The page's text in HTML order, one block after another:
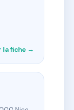
la fiche →